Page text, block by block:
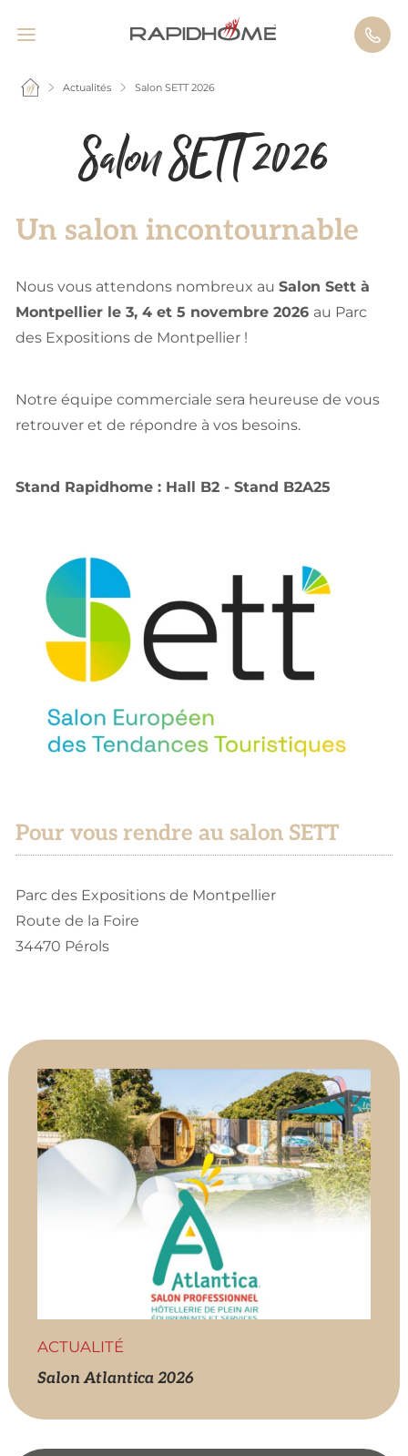
Actualités Salon SETT 2026
Salon SETT 2026
Un salon incontournable
Nous vous attendons nombreux au Salon Sett à
Montpellier le 3, 4 et 5 novembre 2026 au Parc
des Expositions de Montpellier !
Notre équipe commerciale sera heureuse de vous
retrouver et de répondre à vos besoins.
Stand Rapidhome : Hall B2 - Stand B2A25
Pour vous rendre au salon SETT
Parc des Expositions de Montpellier
Route de la Foire
34470 Pérols
ACTUALITÉ
Salon Atlantica 2026